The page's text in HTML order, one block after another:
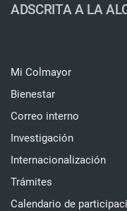
ADSCRITA A LA
Mi Colmayor
Bienestar
Correo interno
Investigación
Internacionalización
Trámites
Calendario de